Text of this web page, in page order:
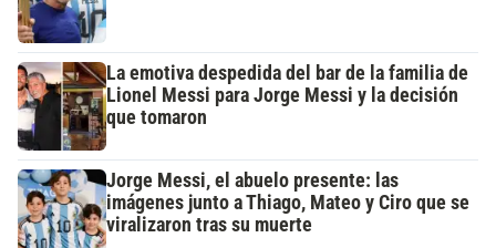
La emotiva despedida del bar de la familia de
Lionel Messi para Jorge Messi y la decisión
que tomaron
Jorge Messi, el abuelo presente: las
imágenes junto a Thiago, Mateo y Ciro que se
viralizaron tras su muerte